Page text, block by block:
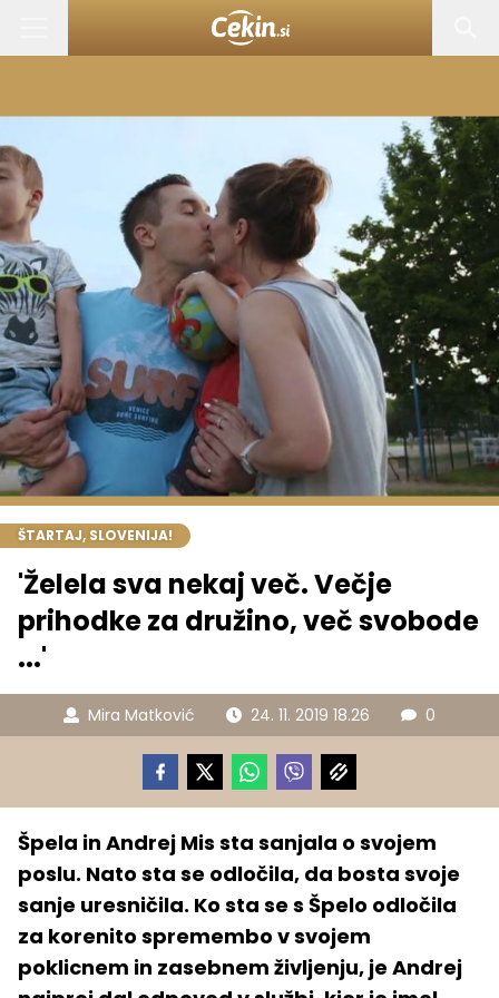
ŠTARTAJ, SLOVENIJA!
'Želela sva nekaj več. Večje
prihodke za družino, več svobode
...'
Mira Matković 24. 11. 2019 18.26 0
Špela in Andrej Mis sta sanjala o svojem
poslu. Nato sta se odločila, da bosta svoje
sanje uresničila. Ko sta se s Špelo odločila
za korenito spremembo v svojem
poklicnem in zasebnem življenju, je Andrej